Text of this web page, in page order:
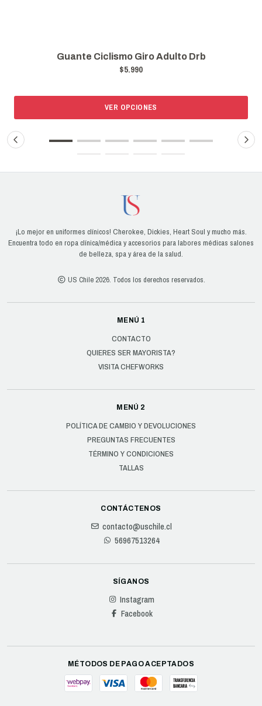
Guante Ciclismo Giro Adulto Drb
¡Lo mejor en uniformes clínicos! Cherokee, Dickies, Heart Soul y mucho más.
Encuentra todo en ropa clínica/médica y accesorios para labores médicas salones
de belleza, spa y área de la salud.
US Chile 2026. Todos los derechos reservados.
MENÚ 1
CONTACTO
QUIERES SER MAYORISTA?
VISITA CHEFWORKS
MENÚ 2
POLÍTICA DE CAMBIO Y DEVOLUCIONES
PREGUNTAS FRECUENTES
TÉRMINO Y CONDICIONES
TALLAS
CONTÁCTENOS
contacto@uschile.cl
56967513264
SÍGANOS
Instagram
Facebook
MÉTODOS DE PAGO ACEPTADOS